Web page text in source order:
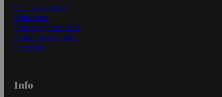
Ensitilaajan ohjeet
Näin maksat
Näin tilaat ja muokkaat
Kaikki ohjeet ja vinkit
In English
Info